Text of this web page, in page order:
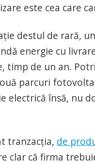
este cea care
destul de rară,
energie cu
timp de un an.
parcuri
electrică însă, nu
tranzacția, de
clar că firma